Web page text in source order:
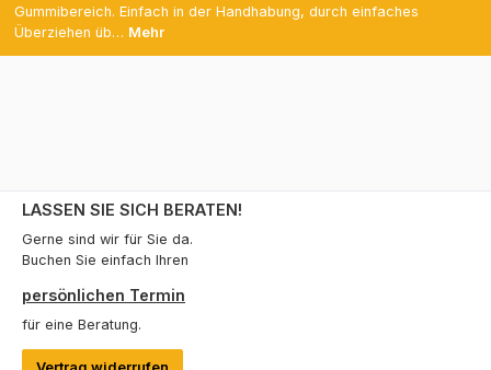
Gummibereich. Einfach in der Handhabung, durch einfaches
Überziehen üb… Mehr
LASSEN SIE SICH BERATEN!
Gerne sind wir für Sie da.
Buchen Sie einfach Ihren
persönlichen Termin
für eine Beratung.